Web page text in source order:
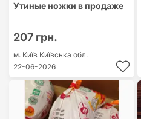
Утиные ножки в продаже
207 грн.
м. Київ Київська обл.
22-06-2026